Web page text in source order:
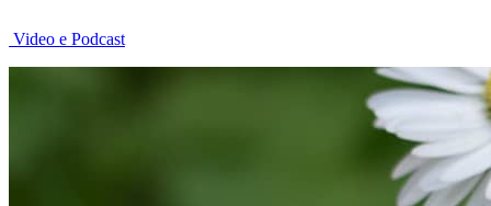
Video e Podcast